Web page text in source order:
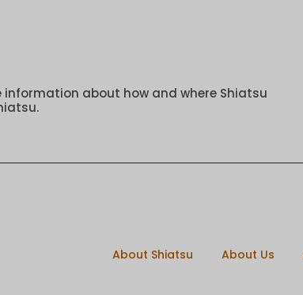
about how and where Shiatsu
About Shiatsu About Us